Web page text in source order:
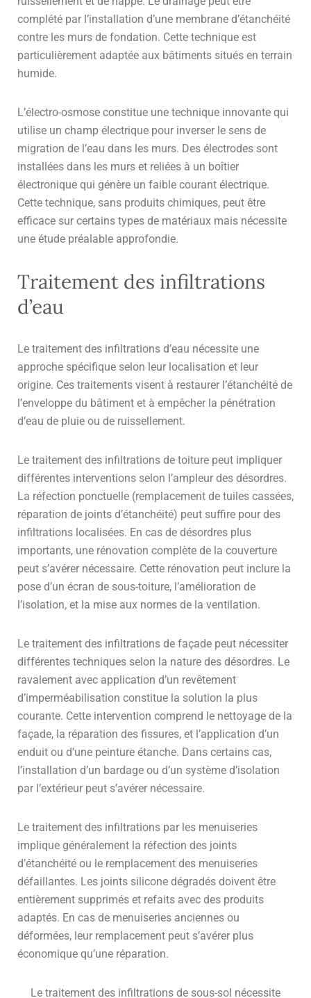
complété par l’installation d’une membrane d’étanchéité
contre les murs de fondation. Cette technique est
particulièrement adaptée aux bâtiments situés en terrain
humide.
L’électro-osmose constitue une technique innovante qui
utilise un champ électrique pour inverser le sens de
migration de l’eau dans les murs. Des électrodes sont
installées dans les murs et reliées à un boîtier
électronique qui génère un faible courant électrique.
Cette technique, sans produits chimiques, peut être
efficace sur certains types de matériaux mais nécessite
une étude préalable approfondie.
Traitement des infiltrations
d’eau
Le traitement des infiltrations d’eau nécessite une
approche spécifique selon leur localisation et leur
origine. Ces traitements visent à restaurer l’étanchéité de
l’enveloppe du bâtiment et à empêcher la pénétration
d’eau de pluie ou de ruissellement.
Le traitement des infiltrations de toiture peut impliquer
différentes interventions selon l’ampleur des désordres.
La réfection ponctuelle (remplacement de tuiles cassées,
réparation de joints d’étanchéité) peut suffire pour des
infiltrations localisées. En cas de désordres plus
importants, une rénovation complète de la couverture
peut s’avérer nécessaire. Cette rénovation peut inclure la
pose d’un écran de sous-toiture, l’amélioration de
l’isolation, et la mise aux normes de la ventilation.
Le traitement des infiltrations de façade peut nécessiter
différentes techniques selon la nature des désordres. Le
ravalement avec application d’un revêtement
d’imperméabilisation constitue la solution la plus
courante. Cette intervention comprend le nettoyage de la
façade, la réparation des fissures, et l’application d’un
enduit ou d’une peinture étanche. Dans certains cas,
l’installation d’un bardage ou d’un système d’isolation
par l’extérieur peut s’avérer nécessaire.
Le traitement des infiltrations par les menuiseries
implique généralement la réfection des joints
d’étanchéité ou le remplacement des menuiseries
défaillantes. Les joints silicone dégradés doivent être
entièrement supprimés et refaits avec des produits
adaptés. En cas de menuiseries anciennes ou
déformées, leur remplacement peut s’avérer plus
économique qu’une réparation.
Le traitement des infiltrations de sous-sol nécessite